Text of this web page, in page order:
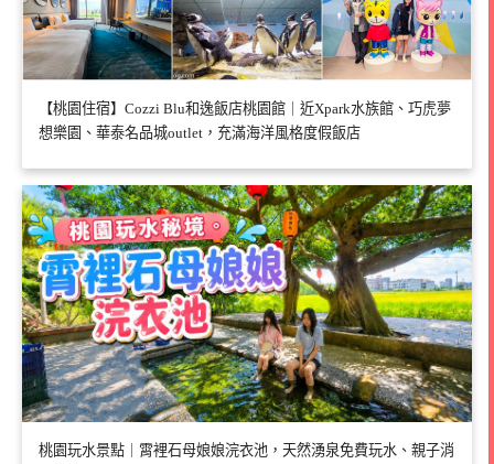
【桃園住宿】Cozzi Blu和逸飯店桃園館｜近Xpark水族館、巧虎夢
想樂園、華泰名品城outlet，充滿海洋風格度假飯店
桃園玩水景點｜霄裡石母娘娘浣衣池，天然湧泉免費玩水、親子消